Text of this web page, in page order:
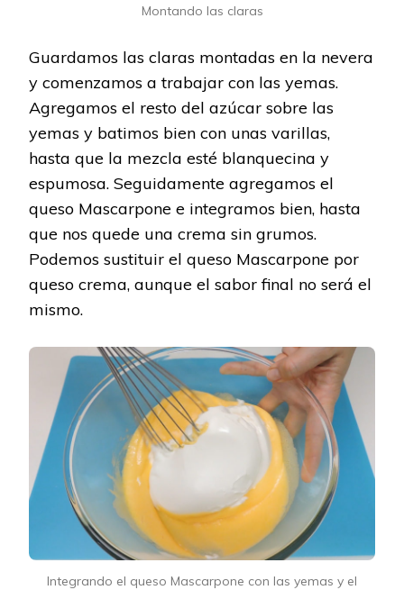
Montando las claras
Guardamos las claras montadas en la nevera
y comenzamos a trabajar con las yemas.
Agregamos el resto del azúcar sobre las
yemas y batimos bien con unas varillas,
hasta que la mezcla esté blanquecina y
espumosa. Seguidamente agregamos el
queso Mascarpone e integramos bien, hasta
que nos quede una crema sin grumos.
Podemos sustituir el queso Mascarpone por
queso crema, aunque el sabor final no será el
mismo.
Integrando el queso Mascarpone con las yemas y el